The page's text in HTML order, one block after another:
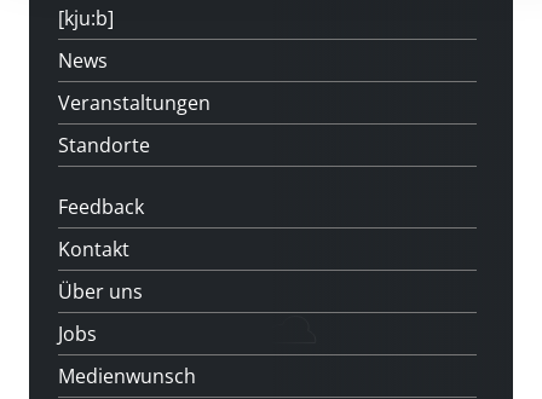
[kju:b]
News
Veranstaltungen
Standorte
Feedback
Kontakt
Über uns
Jobs
Medienwunsch